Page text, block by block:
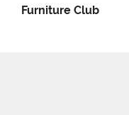
Furniture Club